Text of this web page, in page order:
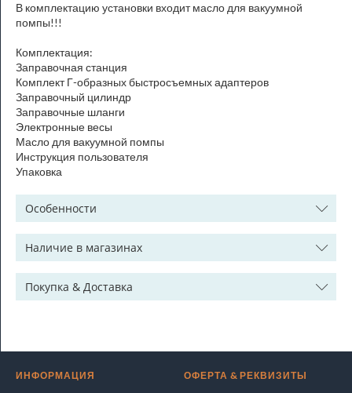
В комплектацию установки входит масло для вакуумной
помпы!!!
Комплектация:
Заправочная станция
Комплект Г-образных быстросъемных адаптеров
Заправочный цилиндр
Заправочные шланги
Электронные весы
Масло для вакуумной помпы
Инструкция пользователя
Упаковка
Особенности
Наличие в магазинах
Покупка & Доставка
ИНФОРМАЦИЯ ОФЕРТА & РЕКВИЗИТЫ